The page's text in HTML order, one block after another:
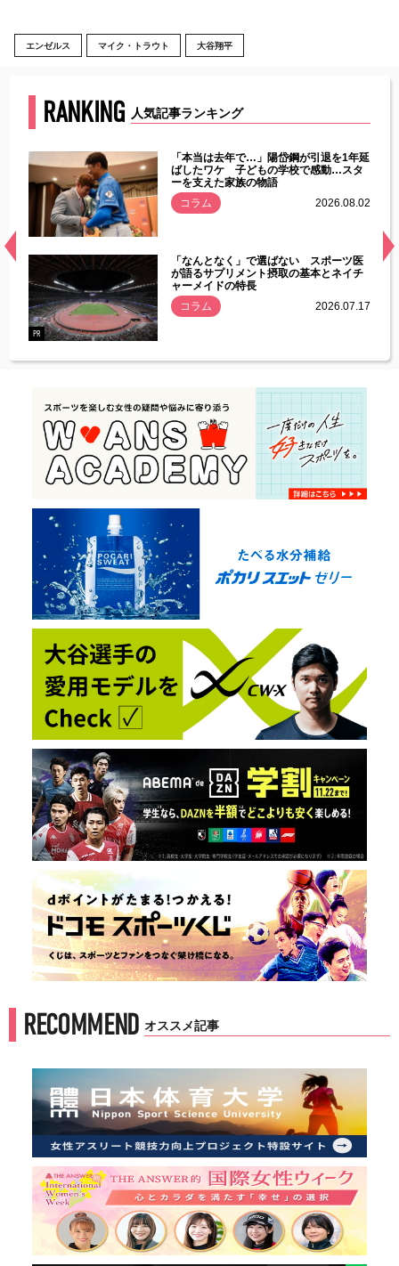
エンゼルス マイク・トラウト 大谷翔平
RANKING 人気記事ランキング
常
「本当は去年で…」陽岱鋼が引退を1年延
ばしたワケ 子どもの学校で感動…スタ
ーを支えた家族の物語
コラム
2026.08.02
PR
「なんとなく」で選ばない スポーツ医
が語るサプリメント摂取の基本とネイチ
ャーメイドの特長
コラム
2026.07.17
RECOMMEND オススメ記事